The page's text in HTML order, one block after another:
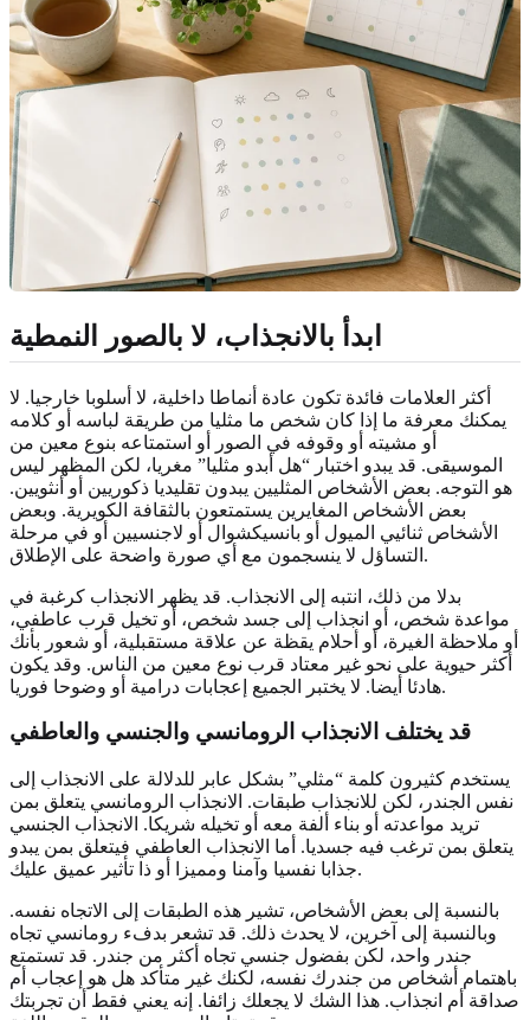
ابدأ بالانجذاب، لا بالصور النمطية
أكثر العلامات فائدة تكون عادة أنماطا داخلية، لا أسلوبا خارجيا. لا
يمكنك معرفة ما إذا كان شخص ما مثليا من طريقة لباسه أو كلامه
أو مشيته أو وقوفه في الصور أو استمتاعه بنوع معين من
الموسيقى. قد يبدو اختبار “هل أبدو مثليا” مغريا، لكن المظهر ليس
هو التوجه. بعض الأشخاص المثليين يبدون تقليديا ذكوريين أو أنثويين.
بعض الأشخاص المغايرين يستمتعون بالثقافة الكويرية. وبعض
الأشخاص ثنائيي الميول أو بانسيكشوال أو لاجنسيين أو في مرحلة
التساؤل لا ينسجمون مع أي صورة واضحة على الإطلاق.
بدلا من ذلك، انتبه إلى الانجذاب. قد يظهر الانجذاب كرغبة في
مواعدة شخص، أو انجذاب إلى جسد شخص، أو تخيل قرب عاطفي،
أو ملاحظة الغيرة، أو أحلام يقظة عن علاقة مستقبلية، أو شعور بأنك
أكثر حيوية على نحو غير معتاد قرب نوع معين من الناس. وقد يكون
هادئا أيضا. لا يختبر الجميع إعجابات درامية أو وضوحا فوريا.
قد يختلف الانجذاب الرومانسي والجنسي والعاطفي
يستخدم كثيرون كلمة “مثلي” بشكل عابر للدلالة على الانجذاب إلى
نفس الجندر، لكن للانجذاب طبقات. الانجذاب الرومانسي يتعلق بمن
تريد مواعدته أو بناء ألفة معه أو تخيله شريكا. الانجذاب الجنسي
يتعلق بمن ترغب فيه جسديا. أما الانجذاب العاطفي فيتعلق بمن يبدو
جذابا نفسيا وآمنا ومميزا أو ذا تأثير عميق عليك.
بالنسبة إلى بعض الأشخاص، تشير هذه الطبقات إلى الاتجاه نفسه.
وبالنسبة إلى آخرين، لا يحدث ذلك. قد تشعر بدفء رومانسي تجاه
جندر واحد، لكن بفضول جنسي تجاه أكثر من جندر. قد تستمتع
باهتمام أشخاص من جندرك نفسه، لكنك غير متأكد هل هو إعجاب أم
صداقة أم انجذاب. هذا الشك لا يجعلك زائفا. إنه يعني فقط أن تجربتك